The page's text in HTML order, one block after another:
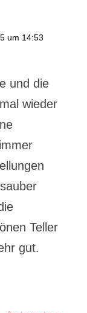
um 14:53
und die
wieder
Teller
gut.